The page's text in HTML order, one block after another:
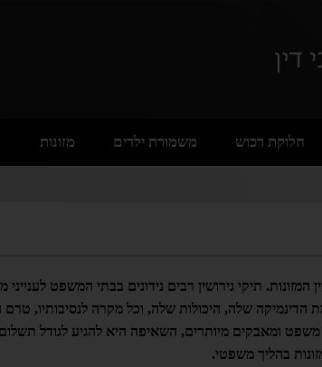
חלוקת רכוש משמורת ילדים מזונות
המזונות. תיקי גירושין רבים נידונים בבתי המשפט
הדינמיקה שלה, היכולות שלה, וכל מקרה לנסיבותיו,
משפט ומאבקים מיותרים, השאיפה היא להגיע לגודל
בהליך משפטי.